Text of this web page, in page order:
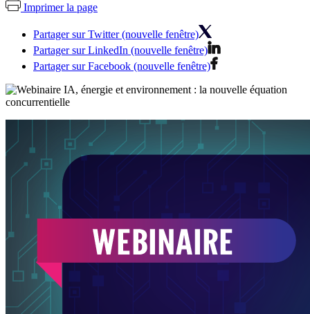
Imprimer la page
Partager sur Twitter (nouvelle fenêtre)
Partager sur LinkedIn (nouvelle fenêtre)
Partager sur Facebook (nouvelle fenêtre)